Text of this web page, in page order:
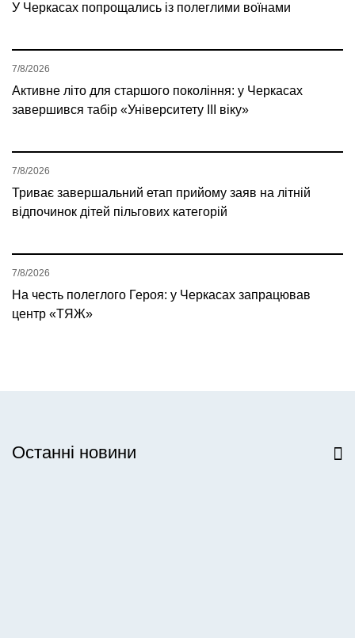
У Черкасах попрощались із полеглими воїнами
Активне літо для старшого покоління: у Черкасах
завершився табір «Університету ІІІ віку»
7/8/2026
Триває завершальний етап прийому заяв на літній
відпочинок дітей пільгових категорій
7/8/2026
На честь полеглого Героя: у Черкасах запрацював
центр «ТЯЖ»
7/8/2026
Останні новини